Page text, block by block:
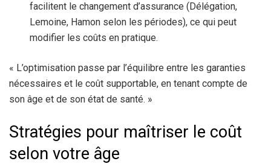
facilitent le changement d’assurance (Délégation,
Lemoine, Hamon selon les périodes), ce qui peut
modifier les coûts en pratique.
« L’optimisation passe par l’équilibre entre les garanties
nécessaires et le coût supportable, en tenant compte de
son âge et de son état de santé. »
Stratégies pour maîtriser le coût
selon votre âge